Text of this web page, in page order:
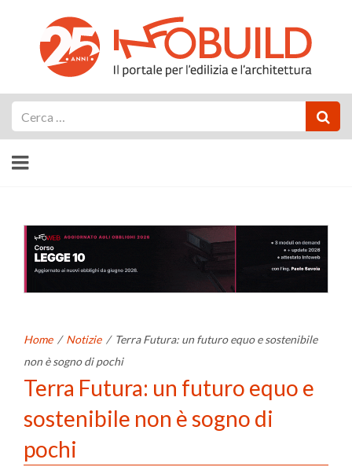
Home / Notizie / Terra Futura: un futuro equo e sostenibile
non è sogno di pochi
Terra Futura: un futuro equo e
sostenibile non è sogno di
pochi